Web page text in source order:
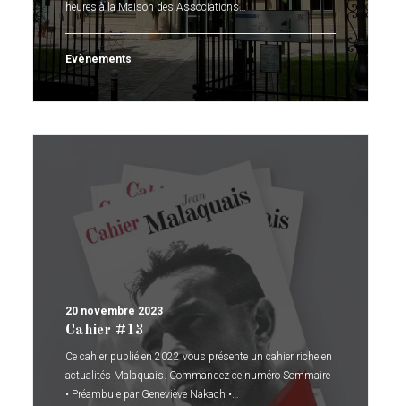
heures à la Maison des Associations…
Evènements
20 novembre 2023
Cahier #13
Ce cahier publié en 2022 vous présente un cahier riche en
actualités Malaquais. Commandez ce numéro Sommaire
• Préambule par Geneviève Nakach •…